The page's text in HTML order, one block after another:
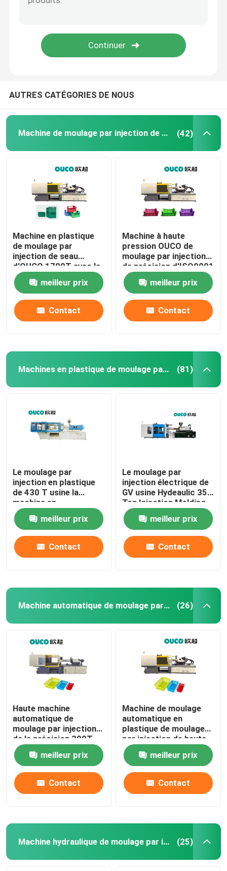
Machine de moulage par injection horizontale
Machine de moulage par injection de baril de vis
Équipement auxiliaire
AUTRES CATÉGORIES DE NOUS
Machine de moulage par injection de seau (42)
Machine en plastique
de moulage par
injection de seau
d'OUCO 1700T avec la
force de fixage forte
meilleur prix
Contact
Machine à haute
pression OUCO de
moulage par injection
de précision d'ISO9001
1900T pour le seau
meilleur prix
Contact
Machines en plastique de moulage par injection (81)
Le moulage par
injection en plastique
de 430 T usine la
machine en
caoutchouc de
moulage par injection
de seau
meilleur prix
Contact
Le moulage par
injection électrique de
GV usine Hydeaulic 350
Ton Injection Molding
Machine
meilleur prix
Contact
Machine automatique de moulage par injection (26)
Haute machine
automatique de
moulage par injection
de la précision 300T
avec le guide linéaire
meilleur prix
Contact
Machine de moulage
automatique en
plastique de moulage
par injection de haute
précision de PVC
meilleur prix
Contact
Machine hydraulique de moulage par injection (25)